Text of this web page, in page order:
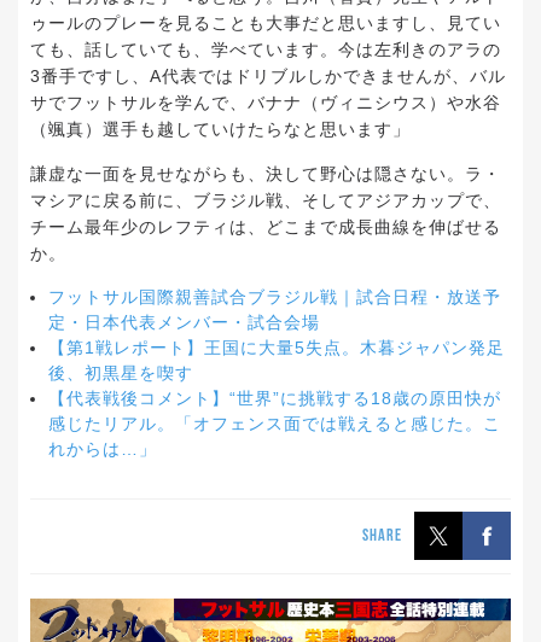
ゥールのプレーを見ることも大事だと思いますし、見てい
ても、話していても、学べています。今は左利きのアラの
3番手ですし、A代表ではドリブルしかできませんが、バル
サでフットサルを学んで、バナナ（ヴィニシウス）や水谷
（颯真）選手も越していけたらなと思います」
謙虚な一面を見せながらも、決して野心は隠さない。ラ・
マシアに戻る前に、ブラジル戦、そしてアジアカップで、
チーム最年少のレフティは、どこまで成長曲線を伸ばせる
か。
フットサル国際親善試合ブラジル戦｜試合日程・放送予
定・日本代表メンバー・試合会場
【第1戦レポート】王国に大量5失点。木暮ジャパン発足
後、初黒星を喫す
【代表戦後コメント】“世界”に挑戦する18歳の原田快が
感じたリアル。「オフェンス面では戦えると感じた。こ
れからは…」
SHARE